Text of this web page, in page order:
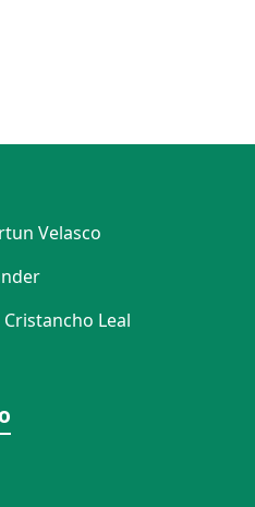
Velasco
Leal